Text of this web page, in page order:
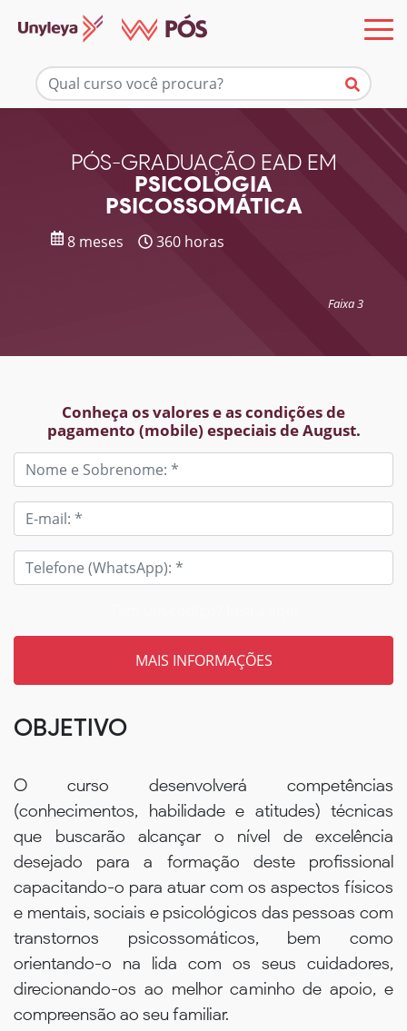
PÓS-GRADUAÇÃO EAD EM
PSICOLOGIA
PSICOSSOMÁTICA
8 meses 360 horas
Faixa 3
Conheça os valores e as condições de
pagamento (mobile) especiais de August.
Mais informações
OBJETIVO
O curso desenvolverá competências
(conhecimentos, habilidade e atitudes) técnicas
que buscarão alcançar o nível de excelência
desejado para a formação deste profissional
capacitando-o para atuar com os aspectos físicos
e mentais, sociais e psicológicos das pessoas com
transtornos psicossomáticos, bem como
orientando-o na lida com os seus cuidadores,
direcionando-os ao melhor caminho de apoio, e
compreensão ao seu familiar.